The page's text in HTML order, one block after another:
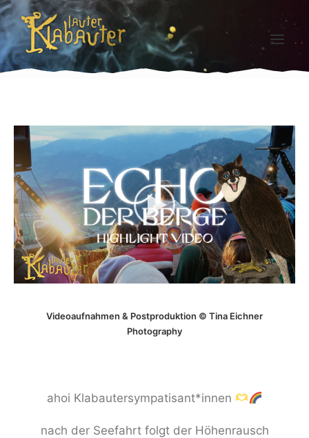
ARTISTS
NEWSLETTER
ECHO DER BERGE 2026
TICKETS
Videoaufnahmen & Postproduktion © Tina Eichner
Photography
ahoi Klabautersympatisant*innen
nach der Seefahrt folgt der Höhenrausch